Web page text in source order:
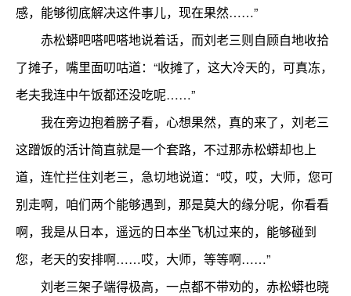
感，能够彻底解决这件事儿，现在果然……”
赤松蟒吧嗒吧嗒地说着话，而刘老三则自顾自地收拾
了摊子，嘴里面叨咕道：“收摊了，这大冷天的，可真冻，
老夫我连中午饭都还没吃呢……”
我在旁边抱着膀子看，心想果然，真的来了，刘老三
这蹭饭的活计简直就是一个套路，不过那赤松蟒却也上
道，连忙拦住刘老三，急切地说道：“哎，哎，大师，您可
别走啊，咱们两个能够遇到，那是莫大的缘分呢，你看看
啊，我是从日本，遥远的日本坐飞机过来的，能够碰到
您，老天的安排啊……哎，大师，等等啊……”
刘老三架子端得极高，一点都不带劝的，赤松蟒也晓